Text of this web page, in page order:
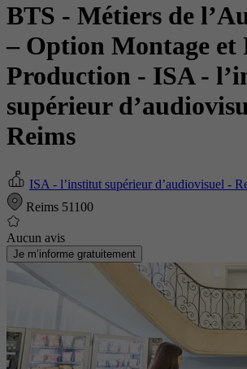
BTS - Métiers de
– Option Montage et
Production - ISA -
supérieur
Reims
ISA - l’institut supérieur d’audiovisuel -
Reims 51100
Aucun avis
Je m’informe gratuitement